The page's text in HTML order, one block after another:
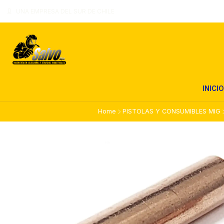
INICIO
Home PISTOLAS Y CONSUMIBLES MIG